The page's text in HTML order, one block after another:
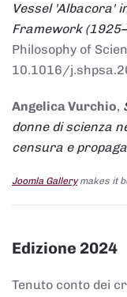
Vessel 'Albacora'
Framework
Philosophy of
10.1016/
Angelica Vurchio,
donne di scienza
censura e
Joomla Gallerymakes it
Edizione 2024
Tenuto conto dei